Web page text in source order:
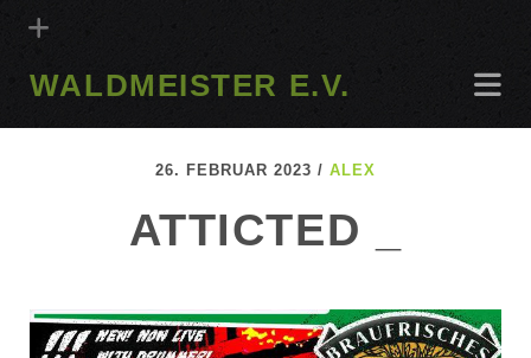
WALDMEISTER E.V.
26. FEBRUAR 2023 /ALEX
ATTICTED _